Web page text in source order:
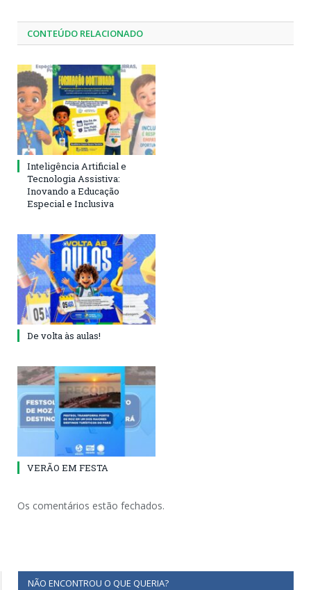
CONTEÚDO RELACIONADO
Inteligência Artificial e
Tecnologia Assistiva:
Inovando a Educação
Especial e Inclusiva
De volta às aulas!
VERÃO EM FESTA
Os comentários estão fechados.
NÃO ENCONTROU O QUE QUERIA?